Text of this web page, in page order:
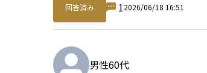
回答済み 12026/06/18 16:51
男性60代